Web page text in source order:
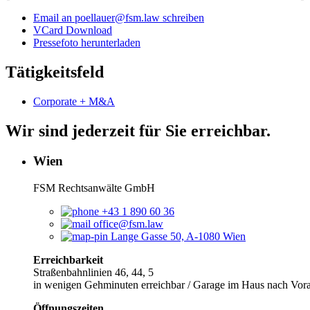
Email an poellauer@fsm.law schreiben
VCard Download
Pressefoto herunterladen
Tätigkeitsfeld
Corporate + M&A
Wir sind jederzeit für Sie erreichbar.
Wien
FSM Rechtsanwälte GmbH
+43 1 890 60 36
office@fsm.law
Lange Gasse 50, A-1080 Wien
Erreichbarkeit
Straßenbahnlinien 46, 44, 5
in wenigen Gehminuten erreichbar / Garage im Haus nach